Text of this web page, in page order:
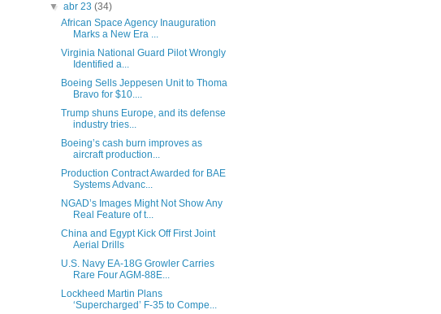
▼ abr 23 (34)
African Space Agency Inauguration
Marks a New Era ...
Virginia National Guard Pilot Wrongly
Identified a...
Boeing Sells Jeppesen Unit to Thoma
Bravo for $10....
Trump shuns Europe, and its defense
industry tries...
Boeing’s cash burn improves as
aircraft production...
Production Contract Awarded for BAE
Systems Advanc...
NGAD’s Images Might Not Show Any
Real Feature of t...
China and Egypt Kick Off First Joint
Aerial Drills
U.S. Navy EA-18G Growler Carries
Rare Four AGM-88E...
Lockheed Martin Plans
‘Supercharged’ F-35 to Compe...